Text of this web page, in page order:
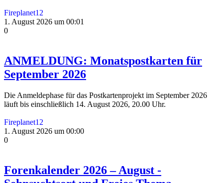
Fireplanet12
1. August 2026 um 00:01
0
ANMELDUNG: Monatspostkarten für
September 2026
Die Anmeldephase für das Postkartenprojekt im September 2026
läuft bis einschließlich 14. August 2026, 20.00 Uhr.
Fireplanet12
1. August 2026 um 00:00
0
Forenkalender 2026 – August -